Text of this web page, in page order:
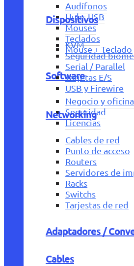
Audífonos
Hubs USB
Mouses
Teclados
Mouse + Teclado
Software
Negocio y
Seguridad
Licencias
Dispositivos
KVM
Seguridad
Serial / Parallel
Tarjetas E/S
USB y Firewire
Networking
Cables de red
Punto de acceso
Routers
Servidores de
Racks
Switchs
Tarjestas de red
Adaptadores /
Cables